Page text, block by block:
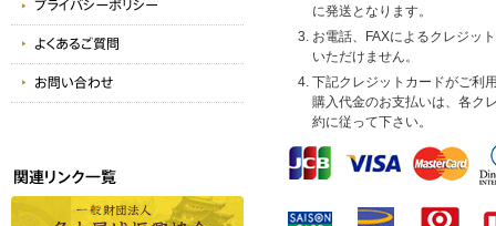
に発送となります。
お電話、FAXによるクレジッ
いただけません。
下記クレジットカードがご利
購入代金のお支払いは、各ク
約に従って下さい。